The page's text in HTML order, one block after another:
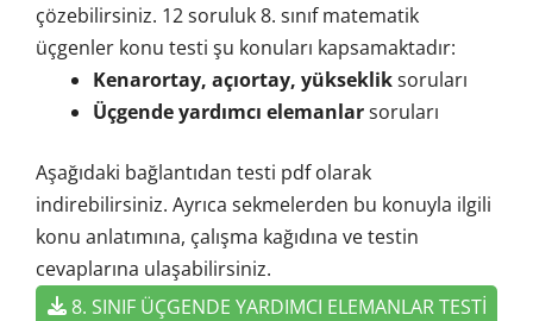
çözebilirsiniz. 12 soruluk 8. sınıf matematik
üçgenler konu testi şu konuları kapsamaktadır:
Kenarortay, açıortay, yüksekliksoruları
Üçgende yardımcı elemanlarsoruları
Aşağıdaki bağlantıdan testi pdf olarak
indirebilirsiniz. Ayrıca sekmelerden bu konuyla ilgili
konu anlatımına, çalışma kağıdına ve testin
cevaplarına ulaşabilirsiniz.
8. SINIF ÜÇGENDE YARDIMCI ELEMANLAR TESTİ